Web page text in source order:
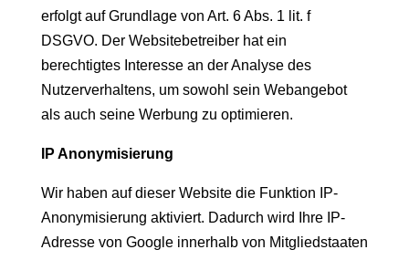
erfol­gt auf Grund­lage von Art. 6 Abs. 1 lit. f
DSGVO. Der Web­site­be­treiber hat ein
berechtigtes Inter­esse an der Analyse des
Nutzerver­hal­tens, um sowohl sein Webange­bot
als auch seine Wer­bung zu optimieren.
IP Anonymisierung
Wir haben auf dieser Web­site die Funk­tion IP-
Anonymisierung aktiviert. Dadurch wird Ihre IP-
Adresse von Google inner­halb von Mit­glied­staat­en